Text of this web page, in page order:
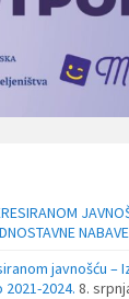
NABAVE
javnošću –
2024. 8.